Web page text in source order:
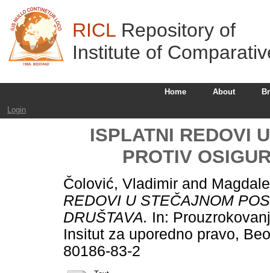
RICL Repository of
Institute of
Home About
Login
ISPLATNI REDOVI
PROTIV
Čolović, Vladimir and
REDOVI U STEČAJNOM
DRUŠTAVA. In:
Insitut za uporedno pravo,
80186-83-2